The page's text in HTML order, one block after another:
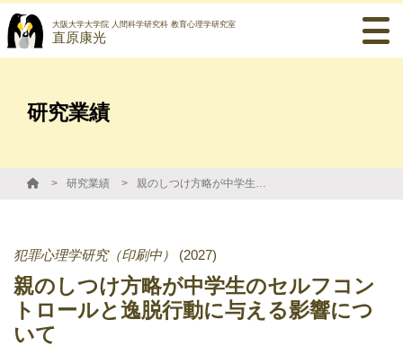
大阪大学大学院 人間科学研究科 教育心理学研究室
直原康光
研究業績
研究業績 親のしつけ方略が中学生のセルフコントロールと逸脱行動に与える影響について
犯罪心理学研究（印刷中） (2027)
親のしつけ方略が中学生のセルフコン
トロールと逸脱行動に与える影響につ
いて